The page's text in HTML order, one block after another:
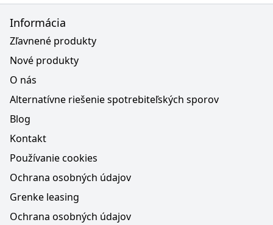
Informácia
Zľavnené produkty
Nové produkty
O nás
Alternatívne riešenie spotrebiteľských sporov
Blog
Kontakt
Používanie cookies
Ochrana osobných údajov
Grenke leasing
Ochrana osobných údajov